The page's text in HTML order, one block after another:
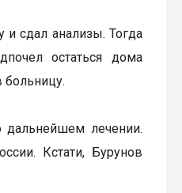
сдал анализы. Тогда
остаться дома
больницу.
дальнейшем лечении.
Кстати, Бурунов